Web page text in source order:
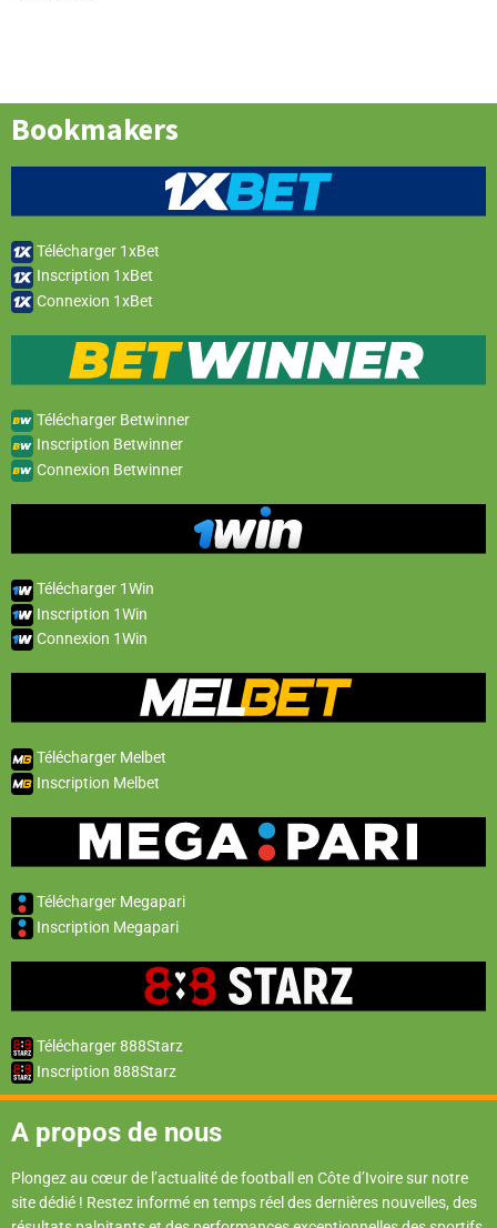
Bookmakers
Télécharger 1xBet
Inscription 1xBet
Connexion 1xBet
Télécharger Betwinner
Inscription Betwinner
Connexion Betwinner
Télécharger 1Win
Inscription 1Win
Connexion 1Win
Télécharger Melbet
Inscription Melbet
Télécharger Megapari
Inscription Megapari
Télécharger 888Starz
Inscription 888Starz
A propos de nous
Plongez au cœur de l’actualité de football en Côte d’Ivoire sur notre
site dédié ! Restez informé en temps réel des dernières nouvelles, des